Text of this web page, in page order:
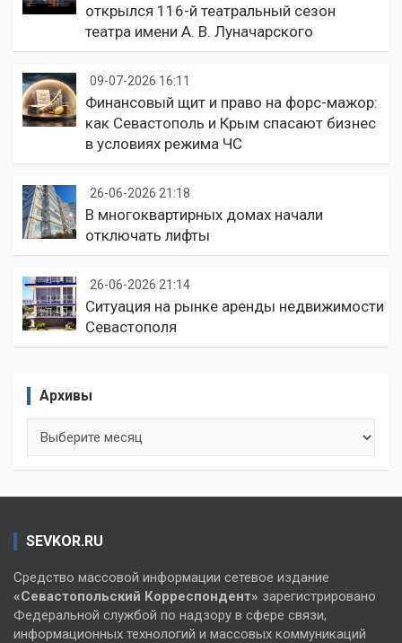
открылся 116-й театральный сезон
театра имени А. В. Луначарского
09-07-2026 16:11
Финансовый щит и право на форс-мажор:
как Севастополь и Крым спасают бизнес
в условиях режима ЧС
26-06-2026 21:18
В многоквартирных домах начали
отключать лифты
26-06-2026 21:14
Ситуация на рынке аренды недвижимости
Севастополя
Архивы
SEVKOR.RU
Средство массовой информации сетевое издание
«Севастопольский Корреспондент» зарегистрировано
Федеральной службой по надзору в сфере связи,
информационных технологий и массовых коммуникаций